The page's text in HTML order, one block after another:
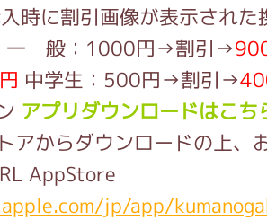
時に割引画像が表示された
一 般：1000円→割引→
中学生：500円→割引→
アプリダウンロードはこち
アからダウンロードの上、
AppStore
jp/app/